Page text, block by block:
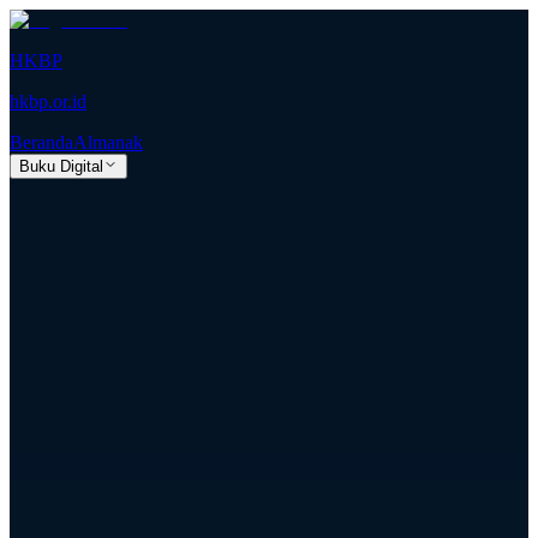
HKBP
hkbp.or.id
BerandaAlmanak
Buku Digital